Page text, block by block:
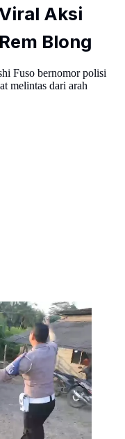
Aksi
Blong
Fuso bernomor polisi
melintas dari arah